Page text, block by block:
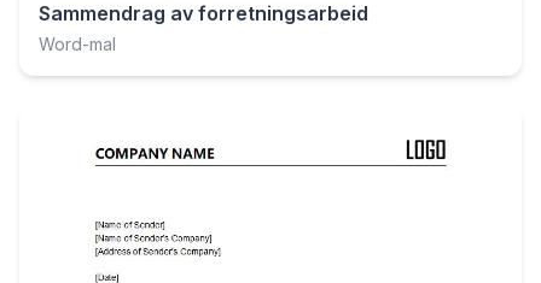
Sammendrag av forretningsarbeid
Word-mal